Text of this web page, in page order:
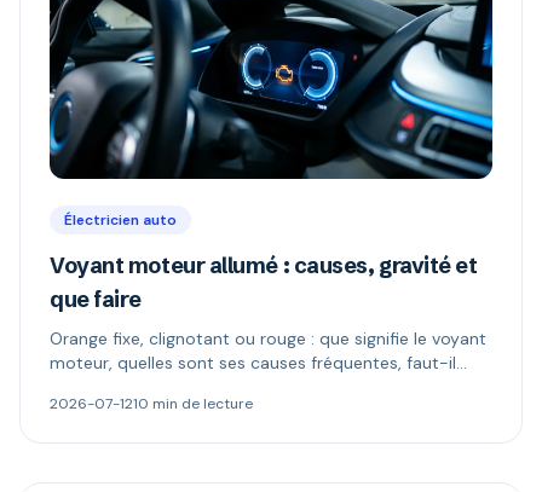
Électricien auto
Voyant moteur allumé : causes, gravité et
que faire
Orange fixe, clignotant ou rouge : que signifie le voyant
moteur, quelles sont ses causes fréquentes, faut-il
2026-07-1210 min de lecture